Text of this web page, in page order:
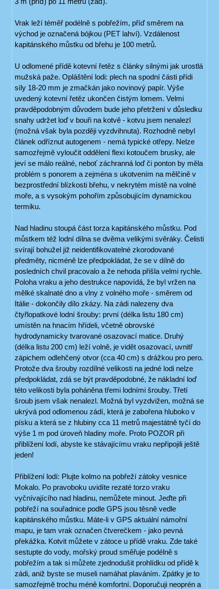
Vrak leží téměř podélně s pobřežím, příď směrem na
východ je označená bójkou (PET lahví). Vzdálenost
kapitánského můstku od břehu je 100 metrů.
U odlomené přídě kotevní řetěz s články silnými jak urostlá
mužská paže. Opláštění lodi: plech na spodní části přídi
síly 18-20 mm je zmačkán jako novinový papír. Výše
uvedený kotevní řetěz ukončen čistým lomem. Velmi
pravděpodobným důvodem bude jeho přetržení v důsledku
snahy udržet loď v bouři na kotvě - kotvu jsem nenalezl
(možná však byla později vyzdvihnuta). Rozhodně nebyl
článek odříznut autogenem - nemá typické otřepy. Nelze
samozřejmě vyloučit oddělení flexi kotoučem brusky, ale
jeví se málo reálné, neboť záchranná loď či ponton by měla
problém s ponorem a zejména s ukotvením na mělčině v
bezprostřední blízkosti břehu, v nekrytém místě na volné
moře, a s vysokým pohořím způsobujícím dynamickou
termiku.
Nad hladinu stoupá část torza kapitánského můstku. Pod
můstkem též lodní dílna se dvěma velikými svěráky. Čelisti
svírají bohužel již neidentifikovatelné zkorodované
předměty, nicméně lze předpokládat, že se v dílně do
posledních chvil pracovalo a že nehoda přišla velmi rychle.
Poloha vraku a jeho destrukce napovídá, že byl vržen na
mělké skalnaté dno a vlny z volného moře - směrem od
Itálie - dokončily dílo zkázy. Na zádi nalezeny dva
čtyřlopatkové lodní šrouby: první (délka listu 180 cm)
umístěn na hnacím hřídeli, včetně obrovské
hydrodynamicky tvarované osazovací matice. Druhý
(délka listu 200 cm) leží volně, je vidět osazovací, uvnitř
zápichem odlehčený otvor (cca 40 cm) s drážkou pro pero.
Protože dva šrouby rozdílné velikosti na jedné lodi nelze
předpokládat, zdá se být pravděpodobné, že nákladní loď
této velikosti byla poháněna třemi lodními šrouby. Třetí
šroub jsem však nenalezl. Možná byl vyzdvižen, možná se
ukrývá pod odlomenou zádí, která je zabořena hluboko v
písku a která se z hlubiny cca 11 metrů majestátně tyčí do
výše 1 m pod úroveň hladiny moře. Proto POZOR při
přiblížení lodí, abyste ke stávajícímu vraku nepřipojili ještě
jeden!
Přiblížení lodí: Plujte kolmo na pobřeží zátoky vesnice
Mokalo. Po pravoboku uvidíte rezaté torzo vraku
vyčnívajícího nad hladinu, nemůžete minout. Jeďte při
pobřeží na souřadnice podle GPS jsou těsně vedle
kapitánského můstku. Máte-li v GPS aktuální námořní
mapu, je tam vrak označen čtverečkem - jako pevná
překážka. Kotvit můžete v zátoce u přídě vraku. Zde také
sestupte do vody, mořský proud směřuje podélně s
pobřežím a tak si můžete zjednodušit prohlídku od přídě k
zádi, aniž byste se museli namáhat plaváním. Zpátky je to
samozřejmě trochu méně komfortní. Doporučuji neoprén a